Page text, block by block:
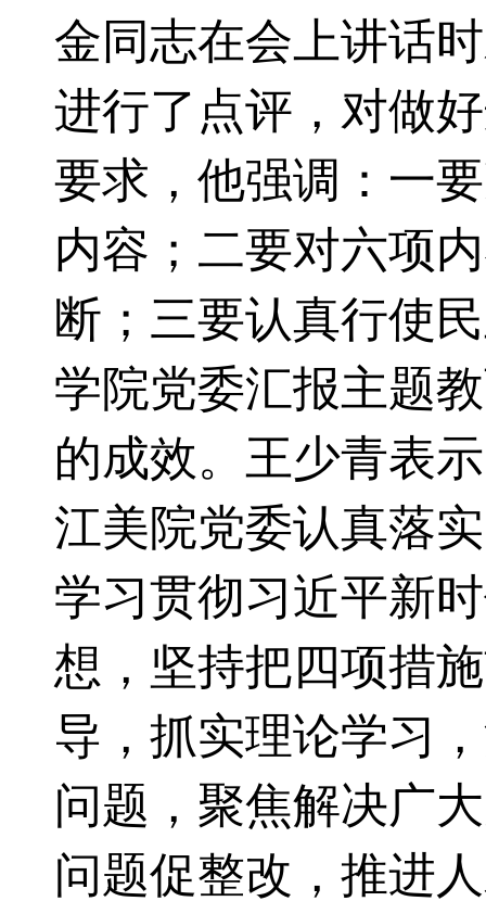
金同志在会上讲话
进行了点评，对做
要求，他强调：一
内容；二要对六项
断；三要认真行使
学院党委汇报主题
的成效。王少青表
江美院党委认真落
学习贯彻习近平新
想，坚持把四项措
导，抓实理论学习
问题，聚焦解决广
问题促整改，推进